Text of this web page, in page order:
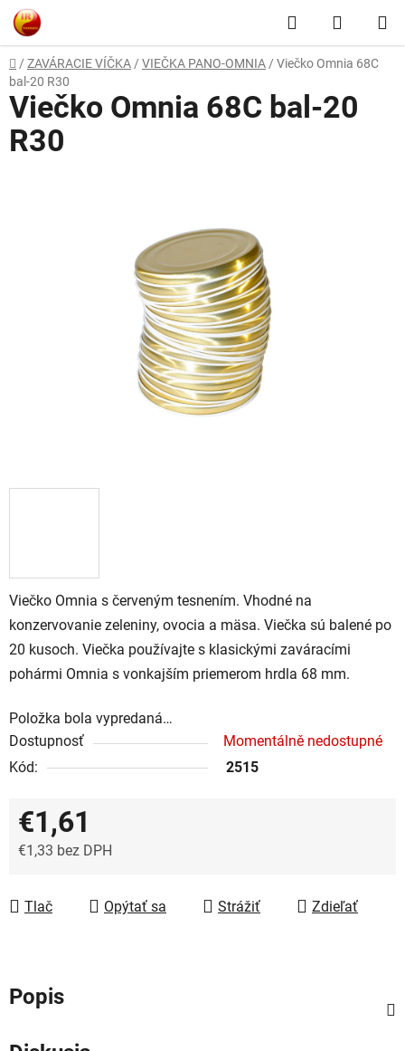
Prejsť
na
obsah
Hľadať
KOŠÍK
Domov
/ ZAVÁRACIE VÍČKA / VIEČKA PANO-OMNIA / Viečko Omnia 68C
bal-20 R30
Viečko Omnia s červeným tesnením. Vhodné na
konzervovanie zeleniny, ovocia a mäsa. Viečka sú balené po
20 kusoch. Viečka používajte s klasickými zaváracími
pohármi Omnia s vonkajším priemerom hrdla 68 mm.
Položka bola vypredaná…
Dostupnosť
Momentálně nedostupné
Kód:
2515
€1,61
€1,33 bez DPH
Tlač
Opýtať sa Strážiť Zdieľať
Viečko Omnia 68C bal-20
R30
Popis